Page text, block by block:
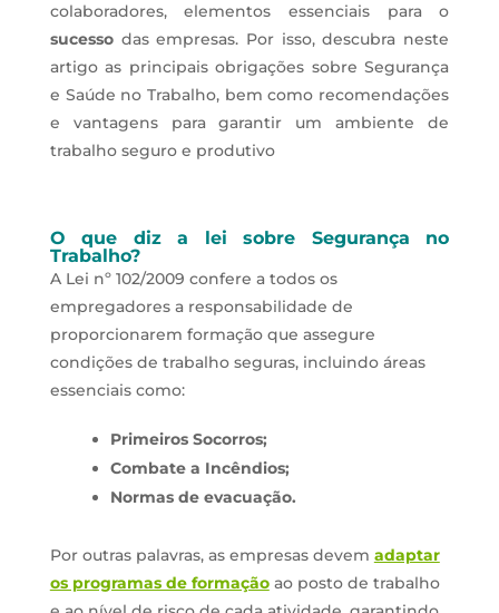
colaboradores, elementos essenciais para o
sucessodas empresas. Por isso, descubra neste
artigo as principais obrigações sobre Segurança
e Saúde no Trabalho, bem como recomendações
e vantagens para garantir um ambiente de
trabalho seguro e produtivo
O que diz a lei sobre Segurança no
Trabalho?
A Lei nº 102/2009 confere a todos os
empregadores a responsabilidade de
proporcionarem formação que assegure
condições de trabalho seguras, incluindo áreas
essenciais como:
Primeiros Socorros;
Combate a Incêndios;
Normas de evacuação.
Por outras palavras, as empresas devem adaptar
os programas de formaçãoao posto de trabalho